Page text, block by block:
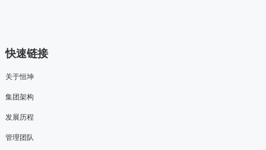
快速链接
关于恒坤
集团架构
发展历程
管理团队